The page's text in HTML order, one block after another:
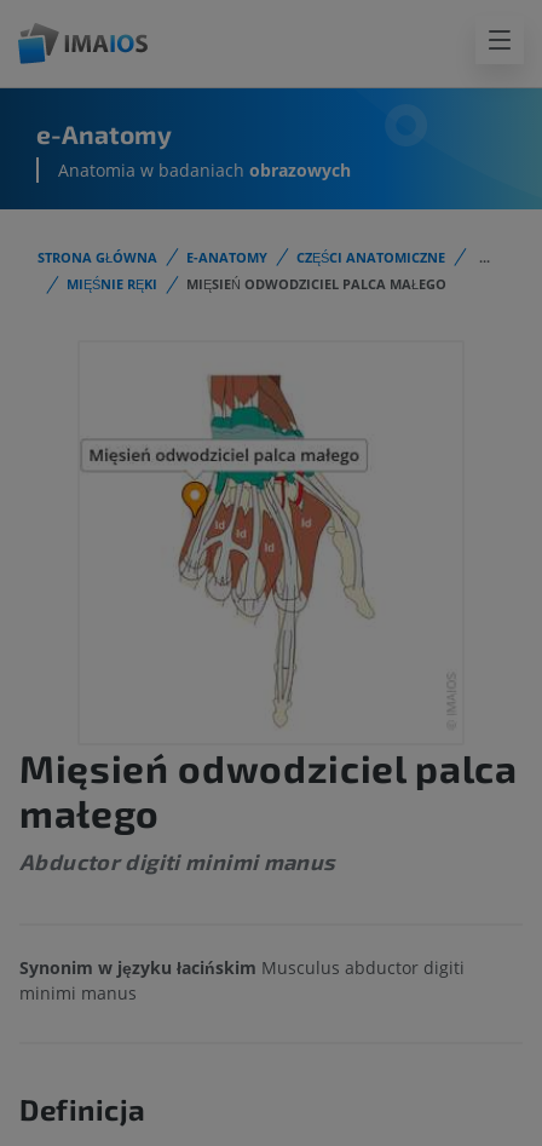
e-Anatomy
Anatomia w badaniach obrazowych
STRONA GŁÓWNA E-ANATOMY CZĘŚCI ANATOMICZNE
...
MIĘŚNIE RĘKI
MIĘSIEŃ ODWODZICIEL PALCA MAŁEGO
Mięsień odwodziciel palca
małego
Abductor digiti minimi manus
Synonim w języku łacińskim Musculus abductor digiti
minimi manus
Definicja